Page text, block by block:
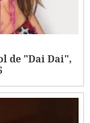
de "Dai Dai",